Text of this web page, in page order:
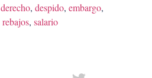
derecho, despido, embargo,
rebajos, salario